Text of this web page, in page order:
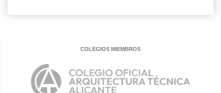
COLEGIOS MIEMBROS